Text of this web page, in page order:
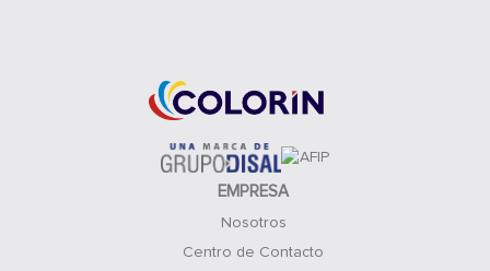
EMPRESA
Nosotros
Centro de Contacto